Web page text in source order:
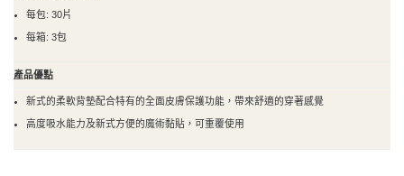
每包: 30片
每箱: 3包
產品優點
新式的柔軟背墊配合特有的全面皮膚保護功能，帶來舒適的穿著感覺
高度吸水能力及新式方便的魔術黏貼，可重覆使用